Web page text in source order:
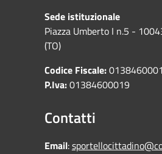
Sede istituzionale
Piazza Umberto I n.5 -
(TO)
Codice Fiscale:
P.Iva:01384600019
Contatti
Email: